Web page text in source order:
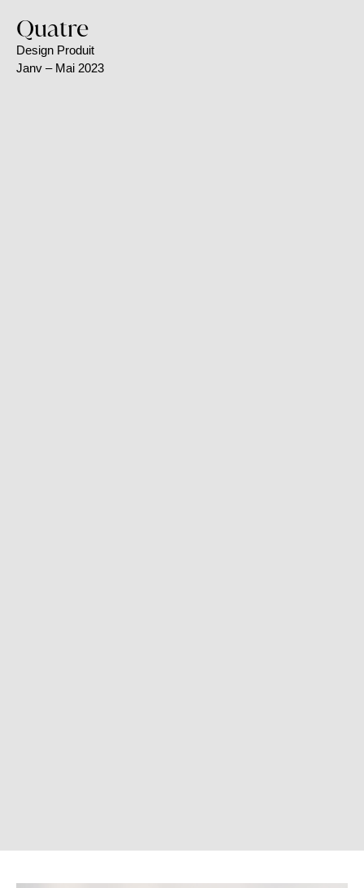
Quatre
Design Produit
Janv – Mai 2023